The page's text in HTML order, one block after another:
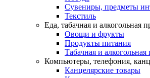
Сувениры, предметы
Текстиль
Еда, табачная и алкогольная
Овощи и фрукты
Продукты питания
Табачная и
Компьютеры, телефония,
Канцелярские товары